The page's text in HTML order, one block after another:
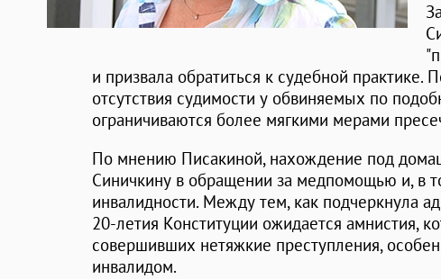
и призвала обратиться к судебной практике.
отсутствия судимости у обвиняемых по
ограничиваются более мягкими мерами
По мнению Писакиной, нахождение под
Синичкину в обращении за медпомощью и, в
инвалидности. Между тем, как подчеркнула
20-летия Конституции ожидается амнистия,
совершивших нетяжкие преступления,
инвалидом.